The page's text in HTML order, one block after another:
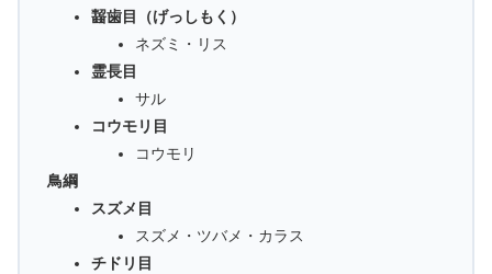
齧歯目（げっしもく）
ネズミ・リス
霊長目
サル
コウモリ目
コウモリ
鳥綱
スズメ目
スズメ・ツバメ・カラス
チドリ目